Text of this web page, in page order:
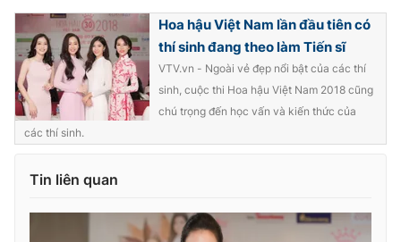
Hoa hậu Việt Nam lần đầu tiên có
thí sinh đang theo làm Tiến sĩ
VTV.vn - Ngoài vẻ đẹp nổi bật của các thí
sinh, cuộc thi Hoa hậu Việt Nam 2018 cũng
chú trọng đến học vấn và kiến thức của
các thí sinh.
Tin liên quan